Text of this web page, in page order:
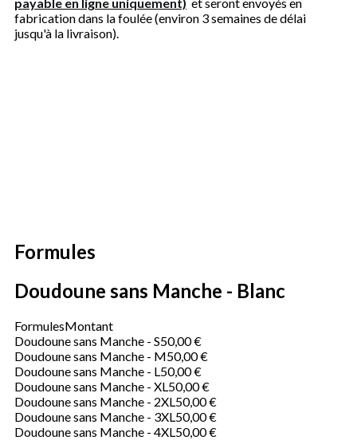
fabrication dans la foulée (environ 3 semaines de délai
jusqu'à la livraison).
Formules
Doudoune sans Manche - Blanc
FormulesMontant
Doudoune sans Manche - S50,00 €
Doudoune sans Manche - M50,00 €
Doudoune sans Manche - L50,00 €
Doudoune sans Manche - XL50,00 €
Doudoune sans Manche - 2XL50,00 €
Doudoune sans Manche - 3XL50,00 €
Doudoune sans Manche - 4XL50,00 €